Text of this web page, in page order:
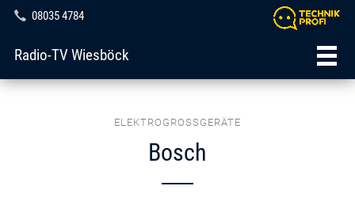
08035 4784
Radio-TV Wiesböck
ELEKTROGROSSGERÄTE
Bosch